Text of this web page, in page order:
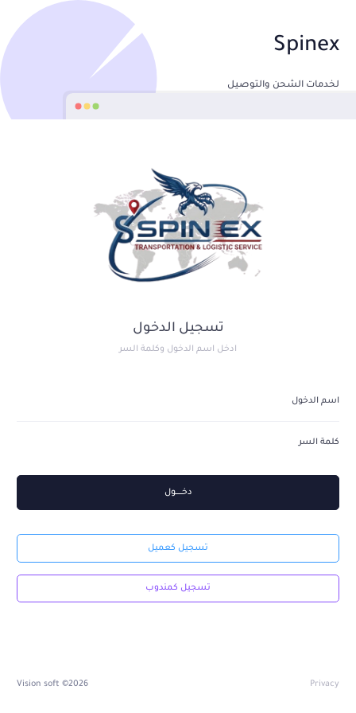
تسجيل الدخول
ادخل اسم الدخول وكلمة السر
دخــــــــول
تسجيل كعميل
تسجيل كمندوب
2026© Vision soft Privacy
Spinex
لخدمات الشحن والتوصيل